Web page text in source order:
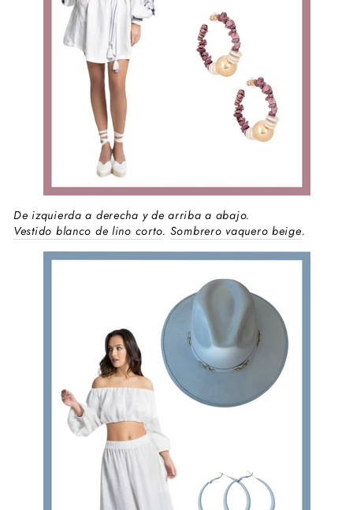
De izquierda a derecha y de arriba a abajo.
Vestido blanco de lino corto. Sombrero vaquero beige.